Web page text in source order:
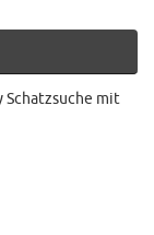
Schatzsuche mit